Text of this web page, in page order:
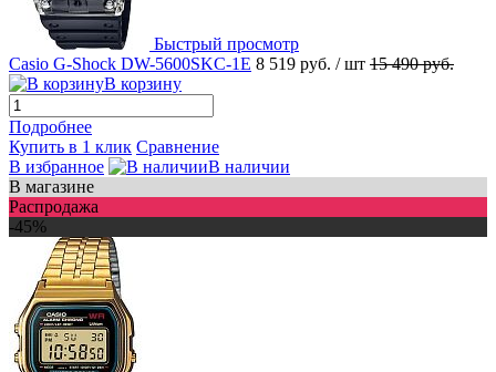
Быстрый просмотр
Casio G-Shock DW-5600SKC-1E 8 519 руб. / шт 15 490 руб.
В корзину
Подробнее
Купить в 1 клик Сравнение
В избранное
В наличии
В магазине
Распродажа
-45%